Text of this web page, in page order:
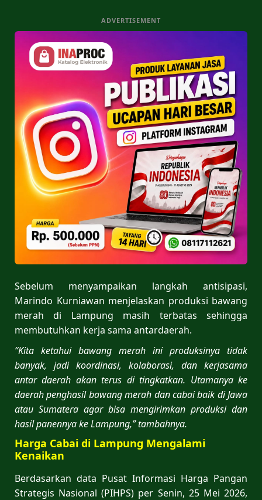
ADVERTISEMENT
Sebelum menyampaikan langkah antisipasi,
Marindo Kurniawan menjelaskan produksi bawang
merah di Lampung masih terbatas sehingga
membutuhkan kerja sama antardaerah.
“Kita ketahui bawang merah ini produksinya tidak
banyak, jadi koordinasi, kolaborasi, dan kerjasama
antar daerah akan terus di tingkatkan. Utamanya ke
daerah penghasil bawang merah dan cabai baik di Jawa
atau Sumatera agar bisa mengirimkan produksi dan
hasil panennya ke Lampung,” tambahnya.
Harga Cabai di Lampung Mengalami
Kenaikan
Berdasarkan data Pusat Informasi Harga Pangan
Strategis Nasional (PIHPS) per Senin, 25 Mei 2026,